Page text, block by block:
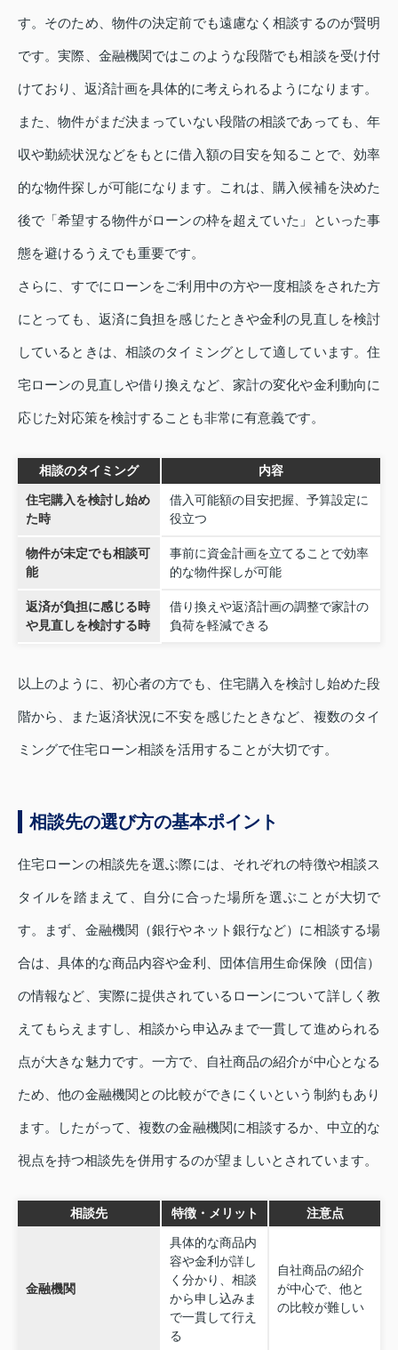
す。そのため、物件の決定前でも遠慮なく相談するのが賢明
です。実際、金融機関ではこのような段階でも相談を受け付
けており、返済計画を具体的に考えられるようになります。
また、物件がまだ決まっていない段階の相談であっても、年
収や勤続状況などをもとに借入額の目安を知ることで、効率
的な物件探しが可能になります。これは、購入候補を決めた
後で「希望する物件がローンの枠を超えていた」といった事
態を避けるうえでも重要です。
さらに、すでにローンをご利用中の方や一度相談をされた方
にとっても、返済に負担を感じたときや金利の見直しを検討
しているときは、相談のタイミングとして適しています。住
宅ローンの見直しや借り換えなど、家計の変化や金利動向に
応じた対応策を検討することも非常に有意義です。
相談のタイミング 内容
住宅購入を検討し始め
た時
借入可能額の目安把握、予算設定に
役立つ
物件が未定でも相談可
能
事前に資金計画を立てることで効率
的な物件探しが可能
返済が負担に感じる時
や見直しを検討する時
借り換えや返済計画の調整で家計の
負荷を軽減できる
以上のように、初心者の方でも、住宅購入を検討し始めた段
階から、また返済状況に不安を感じたときなど、複数のタイ
ミングで住宅ローン相談を活用することが大切です。
相談先の選び方の基本ポイント
住宅ローンの相談先を選ぶ際には、それぞれの特徴や相談ス
タイルを踏まえて、自分に合った場所を選ぶことが大切で
す。まず、金融機関（銀行やネット銀行など）に相談する場
合は、具体的な商品内容や金利、団体信用生命保険（団信）
の情報など、実際に提供されているローンについて詳しく教
えてもらえますし、相談から申込みまで一貫して進められる
点が大きな魅力です。一方で、自社商品の紹介が中心となる
ため、他の金融機関との比較ができにくいという制約もあり
ます。したがって、複数の金融機関に相談するか、中立的な
視点を持つ相談先を併用するのが望ましいとされています。
相談先 特徴・メリット 注意点
金融機関
具体的な商品内
容や金利が詳し
く分かり、相談
から申し込みま
で一貫して行え
る
自社商品の紹介
が中心で、他と
の比較が難しい